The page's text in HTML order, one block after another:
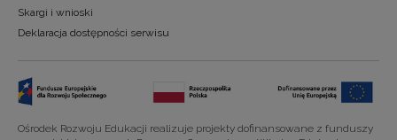
Skargi i wnioski
Deklaracja dostępności serwisu
Ośrodek Rozwoju Edukacji realizuje projekty dofinansowane z funduszy